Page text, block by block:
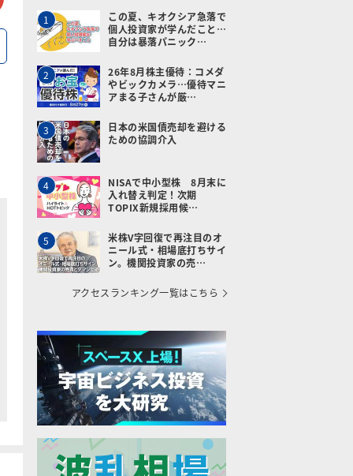
1
この夏、キオクシア急落で
個人投資家が学んだこと…
自分は暴落パニック…
2
26年8月株主優待：コメダ
やビックカメラ…優待マニ
アまる子さんが厳…
3
日本の米国債売却を避ける
ための協調介入
4
NISAで中小型株 8月末に
入れ替え判定！次期
TOPIX新規採用候…
5
米株V字回復で再注目のオ
ニール式・相場底打ちサイ
ン。機関投資家の売…
アクセスランキング一覧はこちら